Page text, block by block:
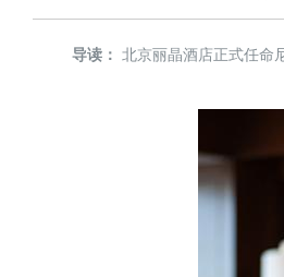
导读： 北京丽晶酒店正式任命